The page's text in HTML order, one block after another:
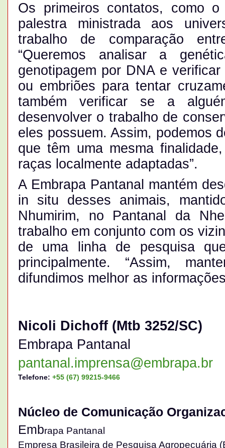
Os primeiros contatos, como
palestra ministrada aos
trabalho de comparação
“Queremos analisar a
genotipagem por DNA e
ou embriões para tentar
também verificar se a
desenvolver o trabalho de
eles possuem. Assim, podemos
que têm uma mesma
raças localmente adaptadas”.
A Embrapa Pantanal mantém
in situ desses animais,
Nhumirim, no Pantanal da
trabalho em conjunto com os
de uma linha de pesquisa
principalmente. “Assim,
difundimos melhor as
Nicoli Dichoff (Mtb 3252/SC)
Embrapa Pantanal
pantanal.imprensa@embrapa.br
Telefone: +55 (67) 99215-9466
Núcleo de Comunicação
Embrapa Pantanal
Empresa Brasileira de Pesquisa Agropecuária